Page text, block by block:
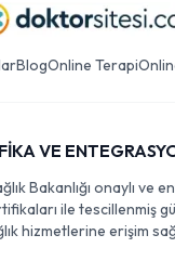
BlogOnline Terapi
VE
Bakanlığı onaylı ve
ile tescillenmiş
hizmetlerine erişim